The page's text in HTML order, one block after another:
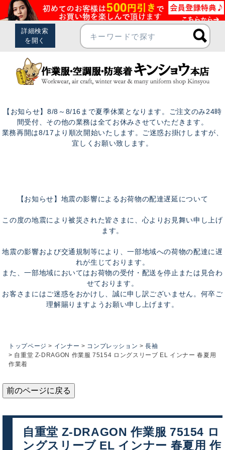
【お知らせ】8/8～8/16まで夏季休業となります。ご注文のみ24時
間受付、その他の業務は全てお休みさせていただきます。
業務再開は8/17より順次開始いたします。ご迷惑お掛けしますが、
宜しくお願い致します。
【お知らせ】地震の影響によるお荷物の配達遅延について
この度の地震により被災された皆さまに、心よりお見舞い申し上げ
ます。
地震の影響および交通規制等により、一部地域への荷物の配達に遅
れが生じております。
また、一部地域においてはお荷物の受付・配送を停止または見合わ
せております。
お客さまにはご迷惑をおかけし、誠に申し訳ございません。何卒ご
理解賜りますようお願い申し上げます。
トップページ インナー コンプレッション
長袖
自重堂 Z-DRAGON 作業服 75154 ロングスリーブ EL インナー 春夏用
作業着
前のページに戻る
自重堂 Z-DRAGON 作業服 75154 ロ
ングスリーブ EL インナー 春夏用 作